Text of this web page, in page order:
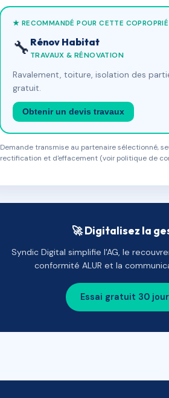
★ RECOMMANDÉ POUR CETTE
🔧 Rénov Habitat
TRAVAUX & RÉNOVATION
Ravalement, toiture, isolation des
gratuit.
Obtenir un devis travaux
Demande transmise au partenaire sélectionné,
rectification et d'effacement (voir politique de
🚀 Digitalisez la
Syndic Digital simplifie l'AG, le
conformité ALUR et la
Essai gratuit 30